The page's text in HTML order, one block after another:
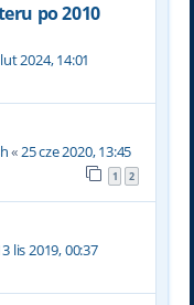
po 2010
2024, 14:01
«25 cze 2020, 13:45
1 2
lis 2019, 00:37